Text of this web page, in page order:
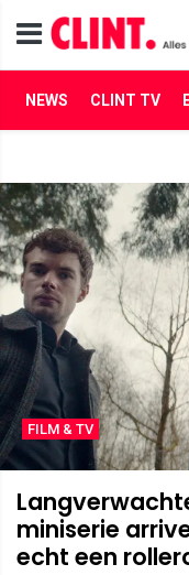
NEWS CLINT TV
FILM & TV
miniserie
echt een